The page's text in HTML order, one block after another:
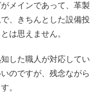
メインであって、革製
、きちんとした設備投
は思えません。
した職人が対応してい
のですが、残念ながら
。